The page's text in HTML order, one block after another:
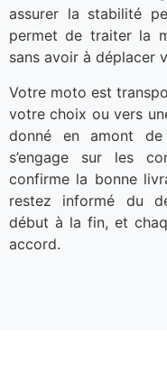
assurer la stabilité
permet de traiter la
sans avoir à déplacer
Votre moto est
votre choix ou vers
donné en amont de
s’engage sur les
confirme la bonne
restez informé du
début à la fin, et
accord.